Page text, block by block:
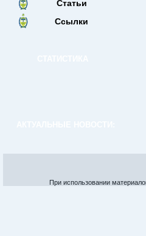
Статьи
Ссылки
При использовании